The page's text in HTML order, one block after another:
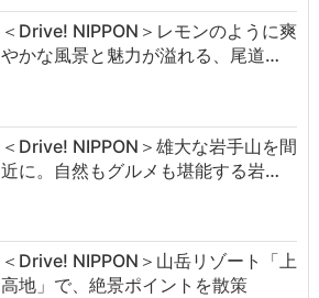
＜Drive! NIPPON＞レモンのように爽
やかな風景と魅力が溢れる、尾道…
＜Drive! NIPPON＞雄大な岩手山を間
近に。自然もグルメも堪能する岩…
＜Drive! NIPPON＞山岳リゾート「上
高地」で、絶景ポイントを散策